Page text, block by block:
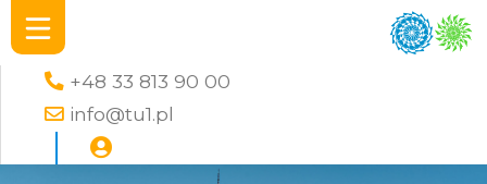
+48 33 813 90 00
info@tu1.pl